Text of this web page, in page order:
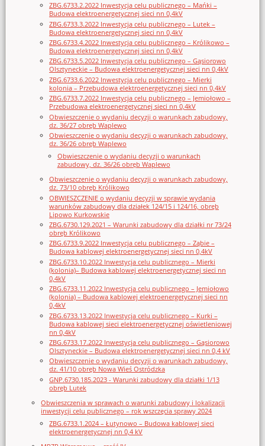
ZBG.6733.2.2022 Inwestycja celu publicznego – Mańki –
Budowa elektroenergetycznej sieci nn 0,4kV
ZBG.6733.3.2022 Inwestycja celu publicznego – Lutek –
Budowa elektroenergetycznej sieci nn 0,4kV
ZBG.6733.4.2022 Inwestycja celu publicznego – Królikowo –
Budowa elektroenergetycznej sieci nn 0,4kV
ZBG.6733.5.2022 Inwestycja celu publicznego – Gąsiorowo
Olsztyneckie – Budowa elektroenergetycznej sieci nn 0,4kV
ZBG.6733.6.2022 Inwestycja celu publicznego – Mierki
kolonia – Przebudowa elektroenergetycznej sieci nn 0,4kV
ZBG.6733.7.2022 Inwestycja celu publicznego – Jemiołowo –
Przebudowa elektroenergetycznej sieci nn 0,4kV
Obwieszczenie o wydaniu decyzji o warunkach zabudowy,
dz. 36/27 obręb Waplewo
Obwieszczenie o wydaniu decyzji o warunkach zabudowy,
dz. 36/26 obręb Waplewo
Obwieszczenie o wydaniu decyzji o warunkach
zabudowy, dz. 36/26 obręb Waplewo
Obwieszczenie o wydaniu decyzji o warunkach zabudowy,
dz. 73/10 obręb Królikowo
OBWIESZCZENIE o wydaniu decyzji w sprawie wydania
warunków zabudowy dla działek 124/15 i 124/16, obręb
Lipowo Kurkowskie
ZBG.6730.129.2021 – Warunki zabudowy dla działki nr 73/24
obręb Królikowo
ZBG.6733.9.2022 Inwestycja celu publicznego – Ząbie –
Budowa kablowej elektroenergetycznej sieci nn 0,4kV
ZBG.6733.10.2022 Inwestycja celu publicznego – Mierki
(kolonia)– Budowa kablowej elektroenergetycznej sieci nn
0,4kV
ZBG.6733.11.2022 Inwestycja celu publicznego – Jemiołowo
(kolonia) – Budowa kablowej elektroenergetycznej sieci nn
0,4kV
ZBG.6733.13.2022 Inwestycja celu publicznego – Kurki –
Budowa kablowej sieci elektroenergetycznej oświetleniowej
nn 0,4kV
ZBG.6733.17.2022 Inwestycja celu publicznego – Gąsiorowo
Olsztyneckie – Budowa elektroenergetycznej sieci nn 0,4 kV
Obwieszczenie o wydaniu decyzji o warunkach zabudowy,
dz. 41/10 obręb Nowa Wieś Ostródzka
GNP.6730.185.2023 - Warunki zabudowy dla działki 1/13
obręb Lutek
Obwieszczenia w sprawach o warunki zabudowy i lokalizacji
inwestycji celu publicznego – rok wszczęcia sprawy 2024
ZBG.6733.1.2024 – Łutynowo – Budowa kablowej sieci
elektroenergetycznej nn 0,4 kV